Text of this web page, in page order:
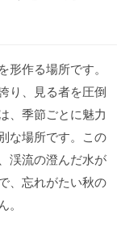
作る場所です。
り、見る者を圧倒
、季節ごとに魅力
な場所です。この
渓流の澄んだ水が
、忘れがたい秋の